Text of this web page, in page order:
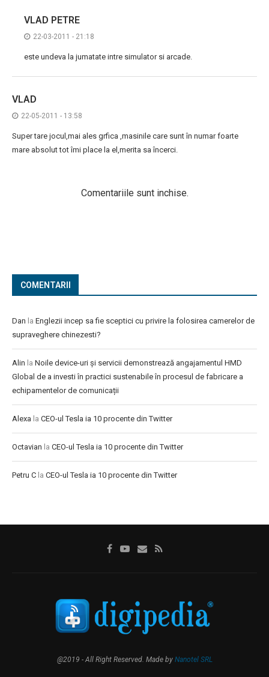
VLAD PETRE
22-03-2011 - 21:18
este undeva la jumatate intre simulator si arcade.
VLAD
22-05-2011 - 13:58
Super tare jocul,mai ales grfica ,masinile care sunt în numar foarte
mare absolut tot îmi place la el,merita sa încerci.
Comentariile sunt inchise.
COMENTARII
Dan la Englezii incep sa fie sceptici cu privire la folosirea camerelor de
supraveghere chinezesti?
Alin la Noile device-uri și servicii demonstrează angajamentul HMD
Global de a investi în practici sustenabile în procesul de fabricare a
echipamentelor de comunicații
Alexa la CEO-ul Tesla ia 10 procente din Twitter
Octavian la CEO-ul Tesla ia 10 procente din Twitter
Petru C la CEO-ul Tesla ia 10 procente din Twitter
@2019 - All Right Reserved. Made by Nanotel SRL